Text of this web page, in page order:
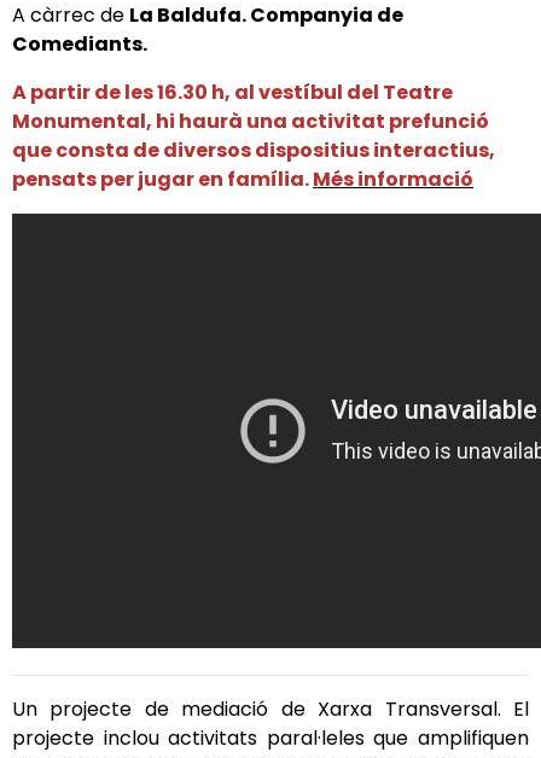
A càrrec de La Baldufa. Companyia de
Comediants.
A partir de les 16.30 h, al vestíbul del Teatre
Monumental, hi haurà una activitat prefunció
que consta de diversos dispositius interactius,
pensats per jugar en família.Més informació
Un projecte de mediació de Xarxa Transversal. El
projecte inclou activitats paral·leles que amplifiquen